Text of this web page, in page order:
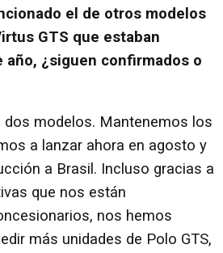
el de otros modelos
GTS que estaban
año, ¿siguen confirmados o
dos modelos. Mantenemos los
a lanzar ahora en agosto y
a Brasil. Incluso gracias a
que nos están
nos hemos
más unidades de Polo GTS,